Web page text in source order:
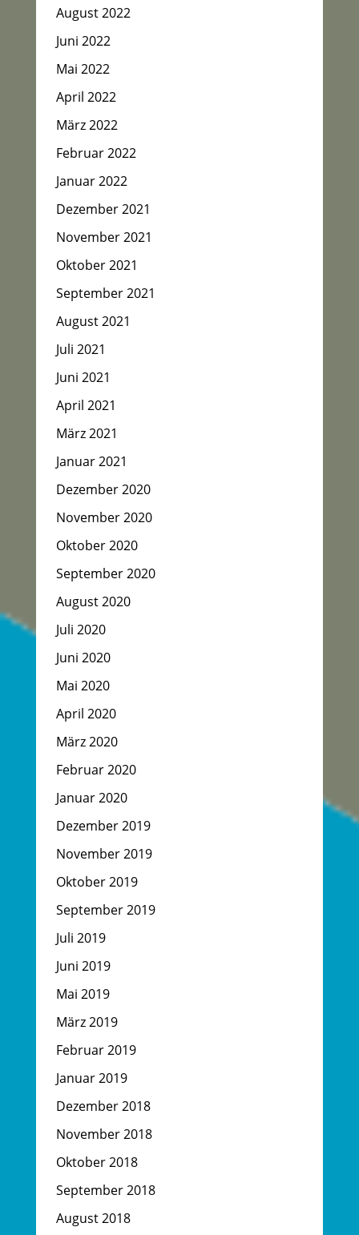
August 2022
Juni 2022
Mai 2022
April 2022
März 2022
Februar 2022
Januar 2022
Dezember 2021
November 2021
Oktober 2021
September 2021
August 2021
Juli 2021
Juni 2021
April 2021
März 2021
Januar 2021
Dezember 2020
November 2020
Oktober 2020
September 2020
August 2020
Juli 2020
Juni 2020
Mai 2020
April 2020
März 2020
Februar 2020
Januar 2020
Dezember 2019
November 2019
Oktober 2019
September 2019
Juli 2019
Juni 2019
Mai 2019
März 2019
Februar 2019
Januar 2019
Dezember 2018
November 2018
Oktober 2018
September 2018
August 2018